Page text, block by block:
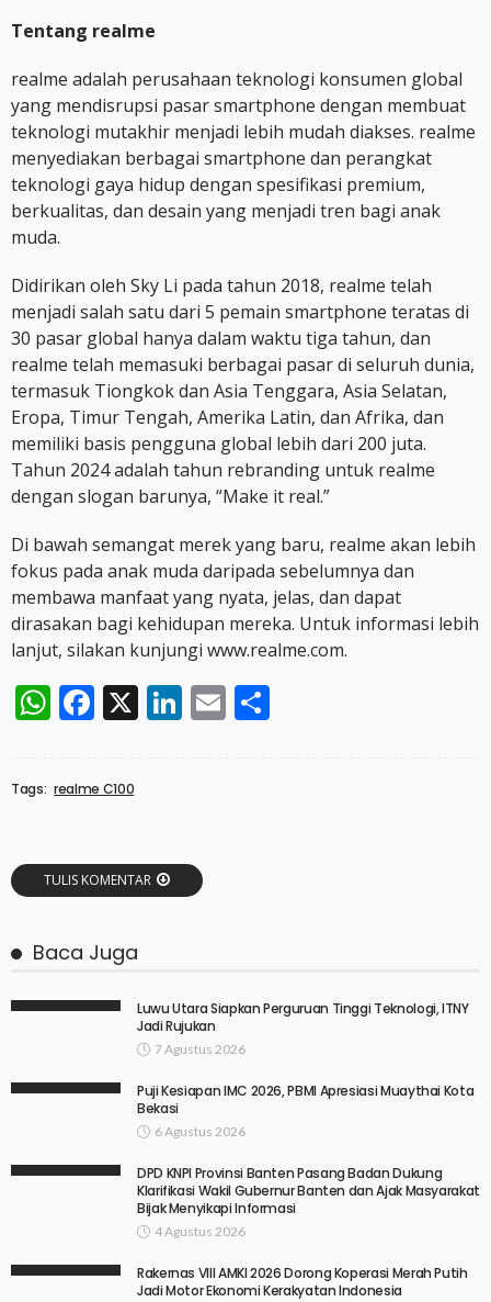
Tentang realme
realme adalah perusahaan teknologi konsumen global
yang mendisrupsi pasar smartphone dengan membuat
teknologi mutakhir menjadi lebih mudah diakses. realme
menyediakan berbagai smartphone dan perangkat
teknologi gaya hidup dengan spesifikasi premium,
berkualitas, dan desain yang menjadi tren bagi anak
muda.
Didirikan oleh Sky Li pada tahun 2018, realme telah
menjadi salah satu dari 5 pemain smartphone teratas di
30 pasar global hanya dalam waktu tiga tahun, dan
realme telah memasuki berbagai pasar di seluruh dunia,
termasuk Tiongkok dan Asia Tenggara, Asia Selatan,
Eropa, Timur Tengah, Amerika Latin, dan Afrika, dan
memiliki basis pengguna global lebih dari 200 juta.
Tahun 2024 adalah tahun rebranding untuk realme
dengan slogan barunya, “Make it real.”
Di bawah semangat merek yang baru, realme akan lebih
fokus pada anak muda daripada sebelumnya dan
membawa manfaat yang nyata, jelas, dan dapat
dirasakan bagi kehidupan mereka. Untuk informasi lebih
lanjut, silakan kunjungi www.realme.com.
WhatsApp
Facebook
X LinkedIn
Email
Tags: realme C100
TULIS KOMENTAR
Baca Juga
Luwu Utara Siapkan Perguruan Tinggi Teknologi, ITNY
Jadi Rujukan
7 Agustus 2026
Puji Kesiapan IMC 2026, PBMI Apresiasi Muaythai Kota
Bekasi
6 Agustus 2026
DPD KNPI Provinsi Banten Pasang Badan Dukung
Klarifikasi Wakil Gubernur Banten dan Ajak Masyarakat
Bijak Menyikapi Informasi
4 Agustus 2026
Rakernas VIII AMKI 2026 Dorong Koperasi Merah Putih
Jadi Motor Ekonomi Kerakyatan Indonesia